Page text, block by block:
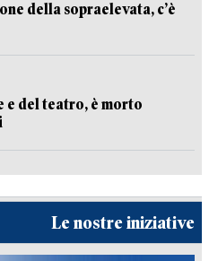
della sopraelevata, c’è
e del teatro, è morto
Le nostre iniziative